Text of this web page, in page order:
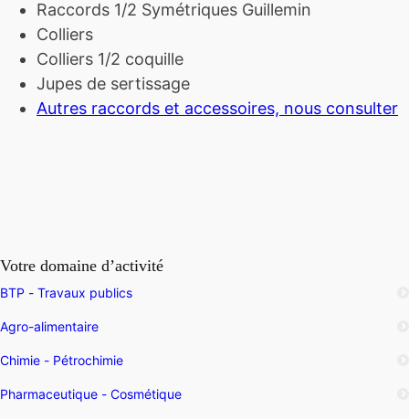
Raccords 1/2 Symétriques Guillemin
Colliers
Colliers 1/2 coquille
Jupes de sertissage
Autres raccords et accessoires, nous consulter
Votre domaine d’activité
BTP - Travaux publics
Agro-alimentaire
Chimie - Pétrochimie
Pharmaceutique - Cosmétique